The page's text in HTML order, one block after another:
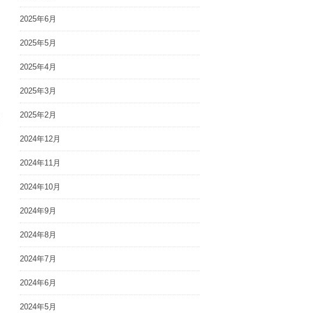
2025年6月
2025年5月
2025年4月
2025年3月
2025年2月
2024年12月
2024年11月
2024年10月
2024年9月
2024年8月
2024年7月
2024年6月
2024年5月